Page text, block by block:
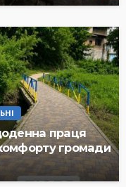
праця
громади